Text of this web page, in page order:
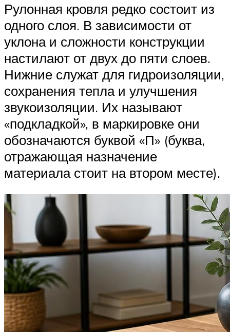
Рулонная кровля редко состоит из
одного слоя. В зависимости от
уклона и сложности конструкции
настилают от двух до пяти слоев.
Нижние служат для гидроизоляции,
сохранения тепла и улучшения
звукоизоляции. Их называют
«подкладкой», в маркировке они
обозначаются буквой «П» (буква,
отражающая назначение
материала стоит на втором месте).